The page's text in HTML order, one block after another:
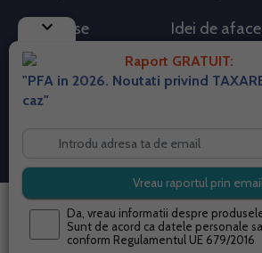
keyboard_arrow_down
Raport GRATUIT:
"PFA in 2026. Noutati privind
caz"
Da, vreau informatii despre
Sunt de acord ca datele personale
conform Regulamentul UE 679/2016
AdSense Idei de
RSS Flux RSS 2.0
Despre cookies
Termeni si conditii
Contact
© 2026 portalpfa.ro. Toate